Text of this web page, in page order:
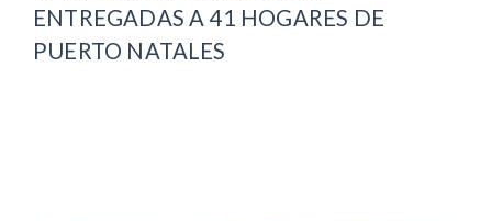
ENTREGADAS A 41 HOGARES DE
PUERTO NATALES